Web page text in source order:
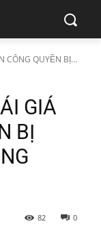
CÔNG QUYỀN BỊ...
GIÁ
BỊ
0
82